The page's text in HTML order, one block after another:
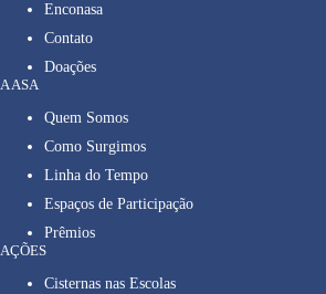
Enconasa
Contato
Doações
A ASA
Quem Somos
Como Surgimos
Linha do Tempo
Espaços de Participação
Prêmios
AÇÕES
Cisternas nas Escolas